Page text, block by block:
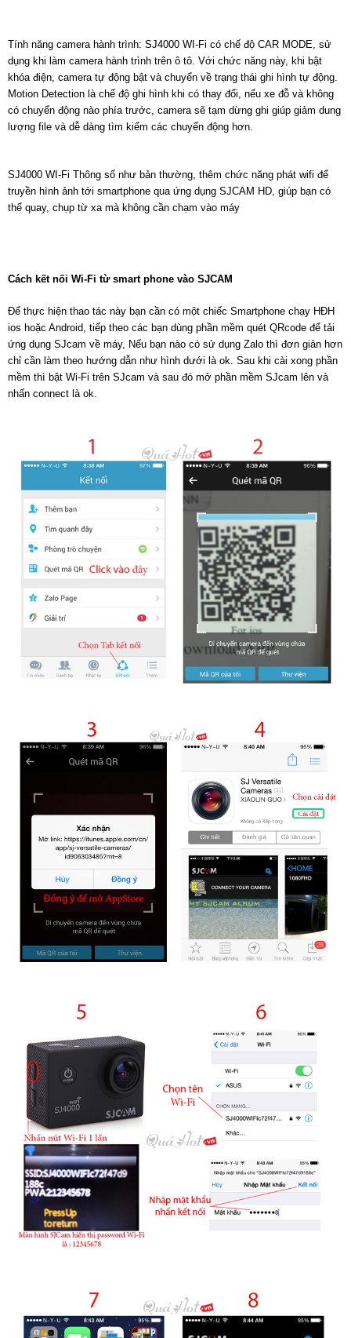
Tính năng camera hành trình: SJ4000 WI-Fi có chế độ CAR MODE, sử
dụng khi làm camera hành trình trên ô tô. Với chức năng này, khi bật
khóa điện, camera tự động bật và chuyển về trạng thái ghi hình tự động.
Motion Detection là chế độ ghi hình khi có thay đổi, nếu xe đỗ và không
có chuyển động nào phía trước, camera sẽ tạm dừng ghi giúp giảm dung
lượng file và dễ dàng tìm kiếm các chuyển động hơn.
SJ4000 WI-Fi Thông số như bản thường, thêm chức năng phát wifi để
truyền hình ảnh tới smartphone qua ứng dụng SJCAM HD, giúp bạn có
thể quay, chụp từ xa mà không cần chạm vào máy
Cách kết nối Wi-Fi từ smart phone vào SJCAM
Để thực hiện thao tác này bạn cần có một chiếc Smartphone chạy HĐH
ios hoặc Android, tiếp theo các bạn dùng phần mềm quét QRcode để tải
ứng dụng SJcam về máy, Nếu bạn nào có sử dụng Zalo thì đơn giản hơn
chỉ cần làm theo hướng dẫn như hình dưới là ok. Sau khi cài xong phần
mềm thì bật Wi-Fi trên SJcam và sau đó mở phần mềm SJcam lên và
nhấn connect là ok.